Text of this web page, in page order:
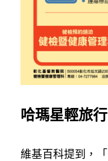
哈瑪星輕旅行
維基百科提到，